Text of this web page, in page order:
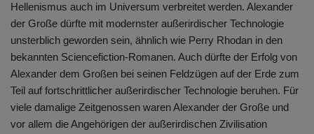
Hellenismus auch im Universum verbreitet werden. Alexander
der Große dürfte mit modernster außerirdischer Technologie
unsterblich geworden sein, ähnlich wie Perry Rhodan in den
bekannten Sciencefiction-Romanen. Auch dürfte der Erfolg von
Alexander dem Großen bei seinen Feldzügen auf der Erde zum
Teil auf fortschrittlicher außerirdischer Technologie beruhen. Für
viele damalige Zeitgenossen waren Alexander der Große und
vor allem die Angehörigen der außerirdischen Zivilisation